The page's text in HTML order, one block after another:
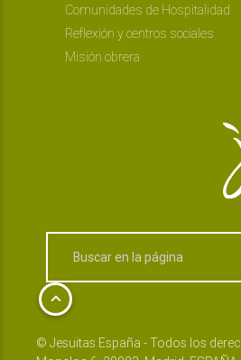
Comunidades de Hospitalidad
Reflexión y centros sociales
Misión obrera
keyboard_arrow_up
© Jesuitas España - Todos los